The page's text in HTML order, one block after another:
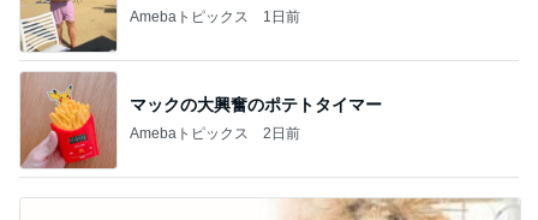
Amebaトピックス 1日前
マックの大興奮のポテトタイマー
Amebaトピックス 2日前